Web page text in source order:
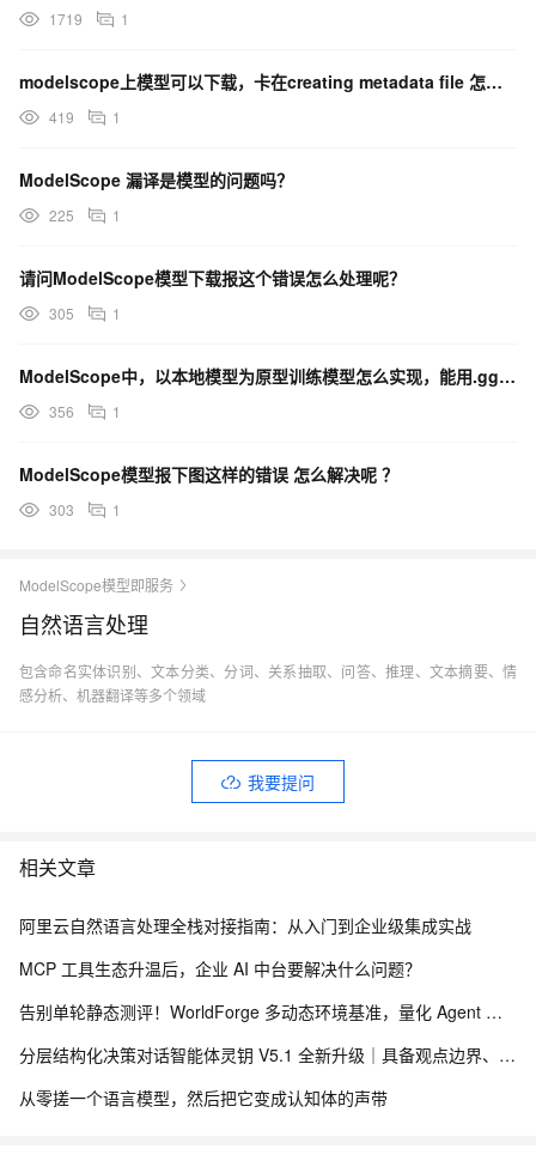
1719 1
modelscope上模型可以下载，卡在creating metadata file 怎么解决？
419 1
ModelScope 漏译是模型的问题吗？
225 1
请问ModelScope模型下载报这个错误怎么处理呢？
305 1
ModelScope中，以本地模型为原型训练模型怎么实现，能用.gguf格式的模型训练吗？
356 1
ModelScope模型报下图这样的错误 怎么解决呢 ？
303 1
ModelScope模型即服务
自然语言处理
包含命名实体识别、文本分类、分词、关系抽取、问答、推理、文本摘要、情
感分析、机器翻译等多个领域
我要提问
相关文章
阿里云自然语言处理全栈对接指南：从入门到企业级集成实战
MCP 工具生态升温后，企业 AI 中台要解决什么问题？
告别单轮静态测评！WorldForge 多动态环境基准，量化 Agent 组件协同能力
分层结构化决策对话智能体灵钥 V5.1 全新升级｜具备观点边界、关系感知的深度思辨 Agent，配套线上 Demo 与真实用户数据采集方案
从零搓一个语言模型，然后把它变成认知体的声带